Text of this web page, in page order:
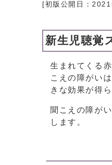
[初版公開日：2021
新生児聴覚
生まれてくる
こえの障がい
きな効果が得
聞こえの障が
します。